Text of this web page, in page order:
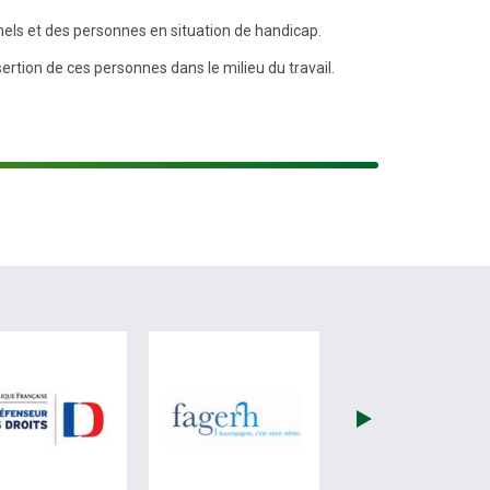
et des personnes en situation de handicap.
de ces personnes dans le milieu du travail.
de France Travail (nouvelle fenêtre)
visiter les site de Défenseur des droits (nouvelle
visiter les site de Fagerh